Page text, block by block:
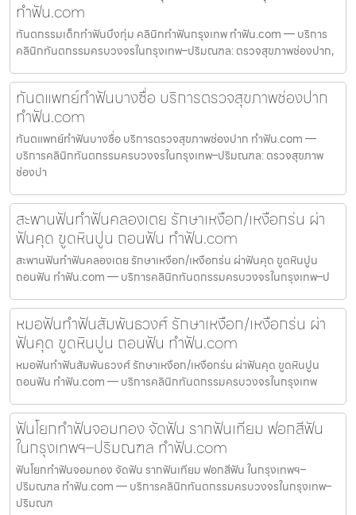
ทำฟัน.com
ทันตกรรมเด็กทำฟันบึงกุ่ม คลินิกทำฟันกรุงเทพ ทำฟัน.com — บริการ
คลินิกทันตกรรมครบวงจรในกรุงเทพ–ปริมณฑล: ตรวจสุขภาพช่องปาก,
ทันตแพทย์ทำฟันบางซื่อ บริการตรวจสุขภาพช่องปาก
ทำฟัน.com
ทันตแพทย์ทำฟันบางซื่อ บริการตรวจสุขภาพช่องปาก ทำฟัน.com —
บริการคลินิกทันตกรรมครบวงจรในกรุงเทพ–ปริมณฑล: ตรวจสุขภาพ
ช่องปา
สะพานฟันทำฟันคลองเตย รักษาเหงือก/เหงือกร่น ผ่า
ฟันคุด ขูดหินปูน ถอนฟัน ทำฟัน.com
สะพานฟันทำฟันคลองเตย รักษาเหงือก/เหงือกร่น ผ่าฟันคุด ขูดหินปูน
ถอนฟัน ทำฟัน.com — บริการคลินิกทันตกรรมครบวงจรในกรุงเทพ–ป
หมอฟันทำฟันสัมพันธวงศ์ รักษาเหงือก/เหงือกร่น ผ่า
ฟันคุด ขูดหินปูน ถอนฟัน ทำฟัน.com
หมอฟันทำฟันสัมพันธวงศ์ รักษาเหงือก/เหงือกร่น ผ่าฟันคุด ขูดหินปูน
ถอนฟัน ทำฟัน.com — บริการคลินิกทันตกรรมครบวงจรในกรุงเทพ
ฟันโยกทำฟันจอมทอง จัดฟัน รากฟันเทียม ฟอกสีฟัน
ในกรุงเทพฯ–ปริมณฑล ทำฟัน.com
ฟันโยกทำฟันจอมทอง จัดฟัน รากฟันเทียม ฟอกสีฟัน ในกรุงเทพฯ–
ปริมณฑล ทำฟัน.com — บริการคลินิกทันตกรรมครบวงจรในกรุงเทพ–
ปริมณฑ